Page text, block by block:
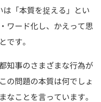
「本質を捉える」とい
ワード化し、かえって思
です。
知事のさまざまな行為が
の問題の本質は何でしょ
ことを言っています。